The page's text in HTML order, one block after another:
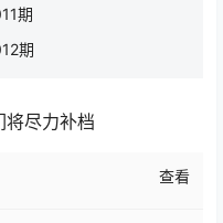
期
期
尽力补档
查看